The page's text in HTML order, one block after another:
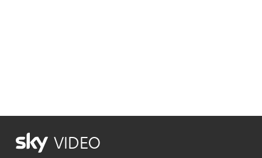
VIDEO